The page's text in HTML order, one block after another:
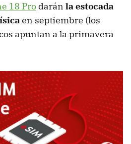
18 Pro darán la estocada
en septiembre (los
apuntan a la primavera